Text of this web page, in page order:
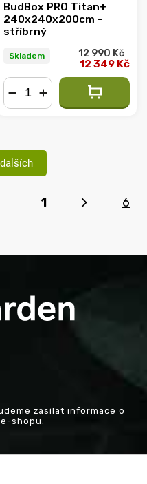
BudBox PRO Titan+
240x240x200cm -
stříbrný
Skladem 12 990 Kč
12 349 Kč
1 6
zasílat informace o
shopu.